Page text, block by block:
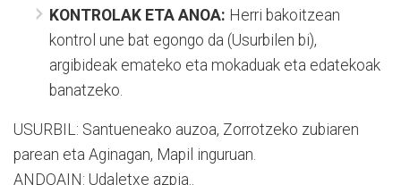
KONTROLAK ETA ANOA: Herri bakoitzean
kontrol une bat egongo da (Usurbilen bi),
argibideak emateko eta mokaduak eta edatekoak
banatzeko.
USURBIL: Santueneako auzoa, Zorrotzeko zubiaren
parean eta Aginagan, Mapil inguruan.
ANDOAIN: Udaletxe azpia..